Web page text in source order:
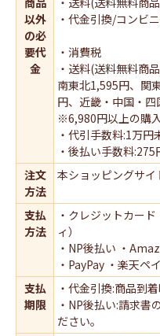
以外
の必
要代
金
・代金引換/コンビ
・消費税
・送料(送料無料商
南東北1,595円、関
円、近畿・中国・
※6,980円以上の購
・代引手数料:1万
・後払い手数料:275
注文
方法
本ショッピングサイ
支払
方法
・クレジットカー
ィ）
・NP後払い ・
・PayPay ・楽天ペイ
支払
期限
・代金引換:商品到
・NP後払い:請求書
ださい。